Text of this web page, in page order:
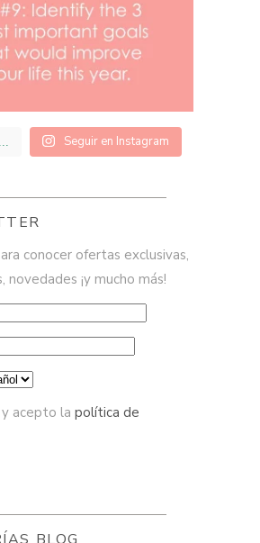
Seguir en Instagram
conocer ofertas exclusivas,
novedades ¡y mucho más!
acepto la política de